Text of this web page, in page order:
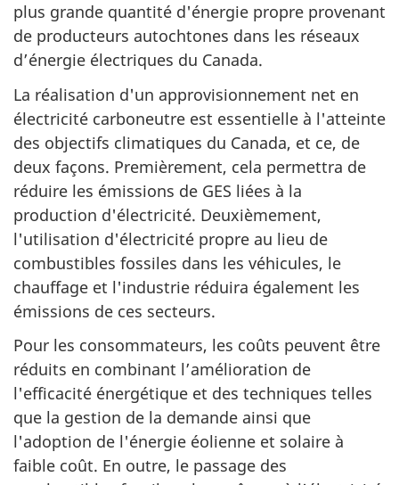
plus grande quantité d'énergie propre provenant
de producteurs autochtones dans les réseaux
d’énergie électriques du Canada.
La réalisation d'un approvisionnement net en
électricité carboneutre est essentielle à l'atteinte
des objectifs climatiques du Canada, et ce, de
deux façons. Premièrement, cela permettra de
réduire les émissions de GES liées à la
production d'électricité. Deuxièmement,
l'utilisation d'électricité propre au lieu de
combustibles fossiles dans les véhicules, le
chauffage et l'industrie réduira également les
émissions de ces secteurs.
Pour les consommateurs, les coûts peuvent être
réduits en combinant l’amélioration de
l'efficacité énergétique et des techniques telles
que la gestion de la demande ainsi que
l'adoption de l'énergie éolienne et solaire à
faible coût. En outre, le passage des